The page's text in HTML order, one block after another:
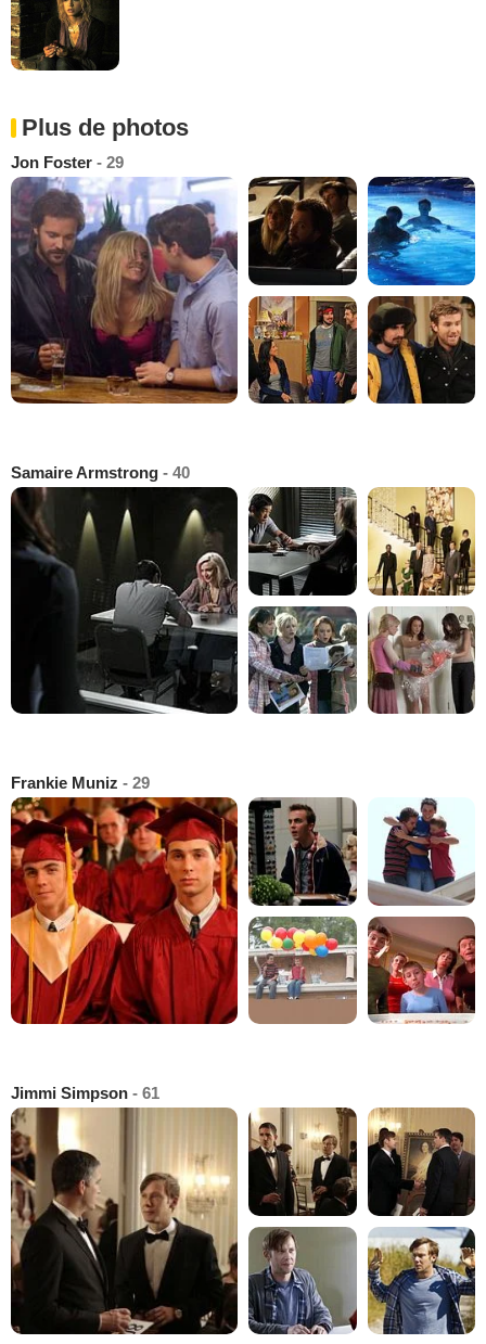
Plus de photos
Jon Foster - 29
Samaire Armstrong - 40
Frankie Muniz - 29
Jimmi Simpson - 61